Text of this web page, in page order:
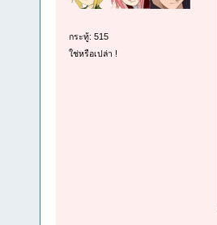
กระทู้: 515
ใช่หรือเปล่า !